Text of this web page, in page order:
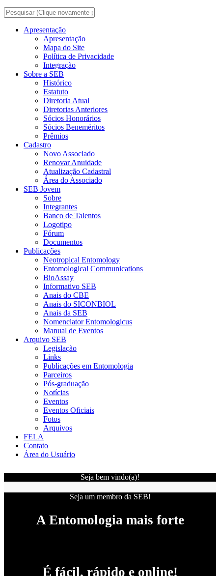
Apresentação
Apresentação
Mapa do Site
Política de Privacidade
Integração
Sobre a SEB
Histórico
Estatuto
Diretoria Atual
Diretorias Anteriores
Sócios Honorários
Sócios Beneméritos
Prêmios
Cadastro
Novo Associado
Renovar Anuidade
Atualização Cadastral
Área do Associado
SEB Jovem
Sobre
Integrantes
Banco de Talentos
Logotipo
Fórum
Documentos
Publicações
Neotropical Entomology
Entomological Communications
BioAssay
Informativo SEB
Anais do CBE
Anais do SICONBIOL
Anais da SEB
Nomenclator Entomologicus
Manual de Eventos
Arquivo SEB
Legislação
Links
Publicações em Entomologia
Parceiros
Pós-graduação
Notícias
Eventos
Eventos Oficiais
Fotos
Arquivos
FELA
Contato
Área do Usuário
Seja bem vindo(a)!
Seja um membro da SEB!
A Entomologia mais forte
É fácil, rápido e online!